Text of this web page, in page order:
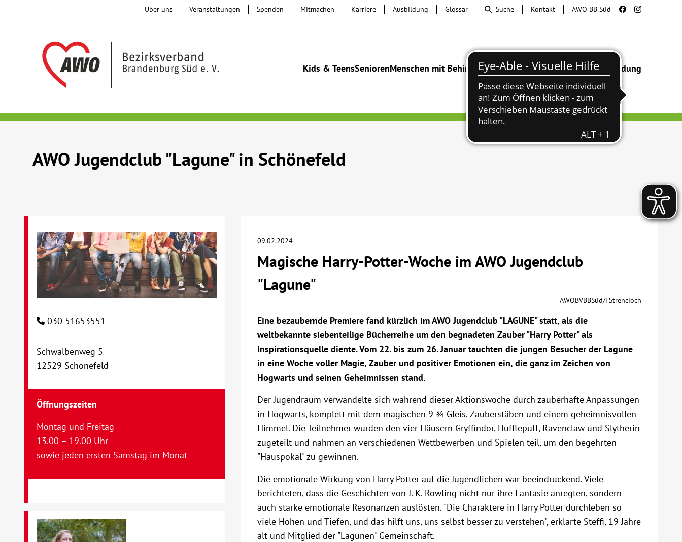
Kids & TeensSeniorenMenschen mit BehinderungBeratung & HilfeBegegnung Bildung
Über uns Veranstaltungen Spenden Mitmachen Karriere Ausbildung Glossar Suche Kontakt AWO BB Süd
AWO Jugendclub "Lagune" in Schönefeld
09.02.2024
Magische Harry-Potter-Woche im AWO Jugendclub
"Lagune"
AWOBVBBSüd/FStrencioch
Eine bezaubernde Premiere fand kürzlich im AWO Jugendclub "LAGUNE" statt, als die
weltbekannte siebenteilige Bücherreihe um den begnadeten Zauber "Harry Potter" als
Inspirationsquelle diente. Vom 22. bis zum 26. Januar tauchten die jungen Besucher der Lagune
in eine Woche voller Magie, Zauber und positiver Emotionen ein, die ganz im Zeichen von
Hogwarts und seinen Geheimnissen stand.
Der Jugendraum verwandelte sich während dieser Aktionswoche durch zauberhafte Anpassungen
in Hogwarts, komplett mit dem magischen 9 ¾ Gleis, Zauberstäben und einem geheimnisvollen
Himmel. Die Teilnehmer wurden den vier Häusern Gryffindor, Hufflepuff, Ravenclaw und Slytherin
zugeteilt und nahmen an verschiedenen Wettbewerben und Spielen teil, um den begehrten
"Hauspokal" zu gewinnen.
Die emotionale Wirkung von Harry Potter auf die Jugendlichen war beeindruckend. Viele
berichteten, dass die Geschichten von J. K. Rowling nicht nur ihre Fantasie anregten, sondern
auch starke emotionale Resonanzen auslösten. "Die Charaktere in Harry Potter durchleben so
viele Höhen und Tiefen, und das hilft uns, uns selbst besser zu verstehen", erklärte Steffi, 19 Jahre
alt und Mitglied der "Lagunen"-Gemeinschaft.
030 51653551
Schwalbenweg 5
12529 Schönefeld
Öffnungszeiten
Montag und Freitag
13.00 – 19.00 Uhr
sowie jeden ersten Samstag im Monat